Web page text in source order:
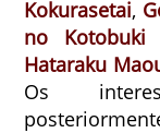
Kokurasetai,
no Kotobuki
Hataraku
Os